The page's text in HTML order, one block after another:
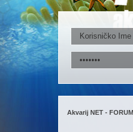
Akvarij NET - FORUM